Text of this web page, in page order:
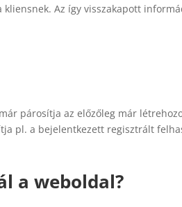
Az így visszakapott
párosítja az előzőleg már
pl. a bejelentkezett regisztrált
a weboldal?